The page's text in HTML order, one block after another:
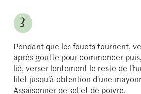
Pendant que les fouets tournent,
après goutte pour commencer
lié, verser lentement le reste de
filet jusqu’à obtention d’une
Assaisonner de sel et de poivre.